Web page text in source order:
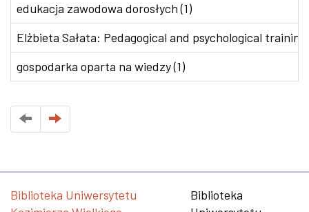
edukacja zawodowa dorosłych (1)
Elżbieta Sałata: Pedagogical and psychological
gospodarka oparta na wiedzy (1)
Biblioteka Uniwersytetu
Biblioteka